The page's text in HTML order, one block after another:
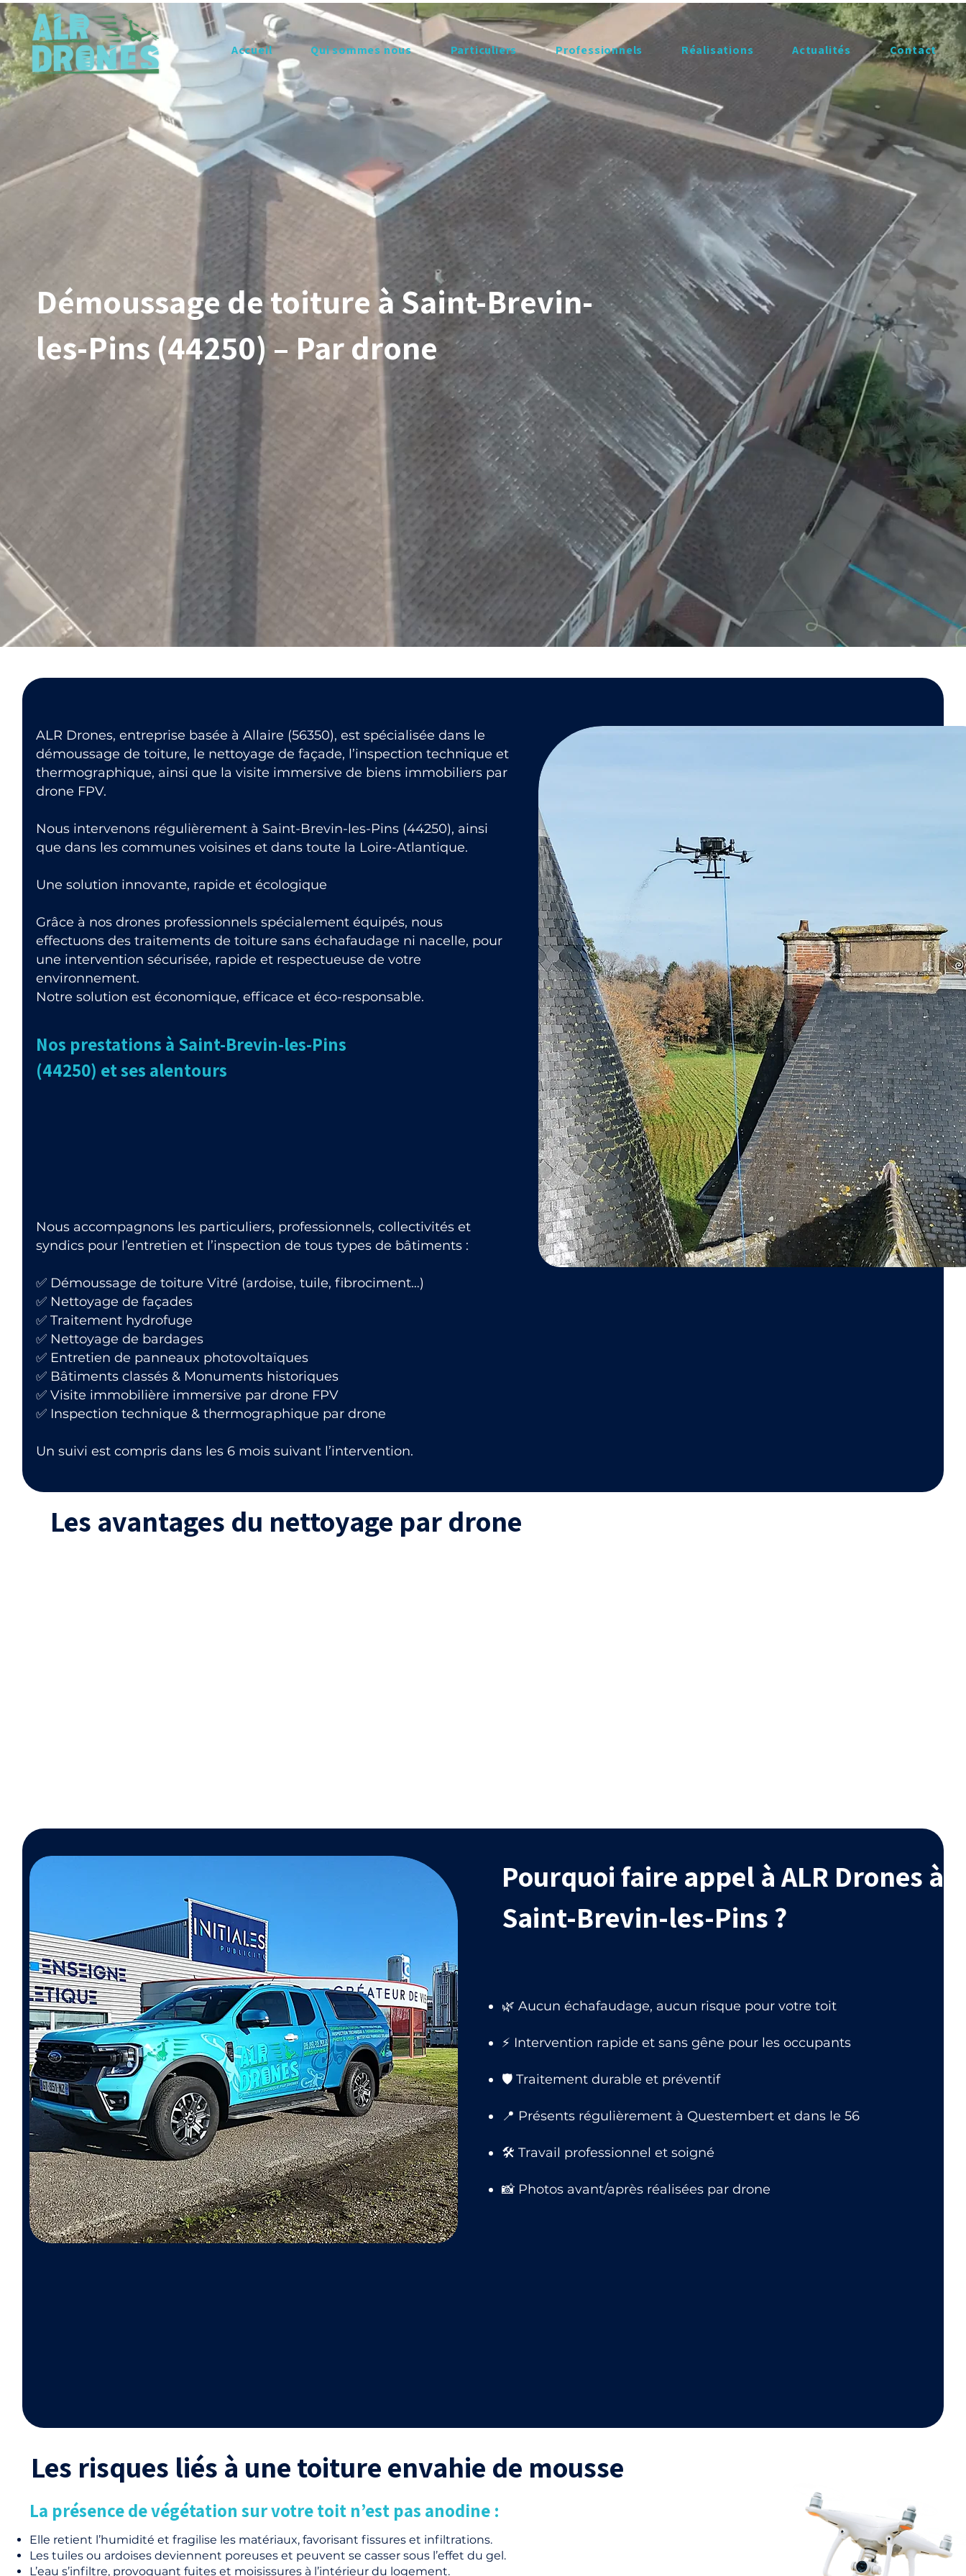
Accueil Qui sommes nous Particuliers Professionnels Réalisations ​Actualités Contact
Démoussage de toiture à Saint-Brevin-
les-Pins (44250) – Par drone
ALR Drones, entreprise basée à Allaire (56350), est spécialisée dans le
démoussage de toiture, le nettoyage de façade, l’inspection technique et
thermographique, ainsi que la visite immersive de biens immobiliers par
drone FPV.
Nous intervenons régulièrement à Saint-Brevin-les-Pins (44250), ainsi
que dans les communes voisines et dans toute la Loire-Atlantique.
Une solution innovante, rapide et écologique
Grâce à nos drones professionnels spécialement équipés, nous
effectuons des traitements de toiture sans échafaudage ni nacelle, pour
une intervention sécurisée, rapide et respectueuse de votre
environnement.
Notre solution est économique, efficace et éco-responsable.
Nos prestations à Saint-Brevin-les-Pins
(44250) et ses alentours
Nous accompagnons les particuliers, professionnels, collectivités et
syndics pour l’entretien et l’inspection de tous types de bâtiments :
✅ Démoussage de toiture Vitré (ardoise, tuile, fibrociment…)
✅ Nettoyage de façades
✅ Traitement hydrofuge
✅ Nettoyage de bardages
✅ Entretien de panneaux photovoltaïques
✅ Bâtiments classés & Monuments historiques
✅ Visite immobilière immersive par drone FPV
✅ Inspection technique & thermographique par drone
Un suivi est compris dans les 6 mois suivant l’intervention.
Les avantages du nettoyage par drone
Pourquoi faire appel à ALR Drones à
Saint-Brevin-les-Pins ?
🌿 Aucun échafaudage, aucun risque pour votre toit
⚡ Intervention rapide et sans gêne pour les occupants
🛡 Traitement durable et préventif
📍 Présents régulièrement à Questembert et dans le 56
🛠 Travail professionnel et soigné
📸 Photos avant/après réalisées par drone
Les risques liés à une toiture envahie de mousse
La présence de végétation sur votre toit n’est pas anodine :
Elle retient l’humidité et fragilise les matériaux, favorisant fissures et infiltrations.
Les tuiles ou ardoises deviennent poreuses et peuvent se casser sous l’effet du gel.
L’eau s’infiltre, provoquant fuites et moisissures à l’intérieur du logement.